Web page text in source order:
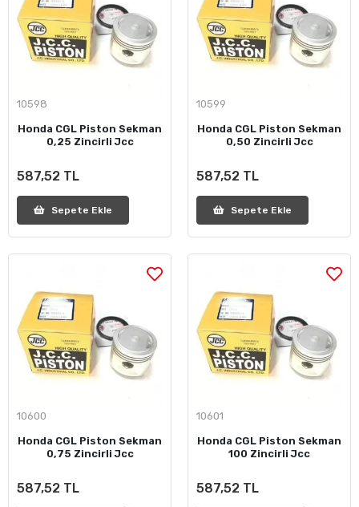
10598
Honda CGL Piston Sekman
0,25 Zincirli Jcc
587,52 TL
Sepete Ekle
10599
Honda CGL Piston Sekman
0,50 Zincirli Jcc
587,52 TL
Sepete Ekle
10600
Honda CGL Piston Sekman
0,75 Zincirli Jcc
587,52 TL
10601
Honda CGL Piston Sekman
100 Zincirli Jcc
587,52 TL